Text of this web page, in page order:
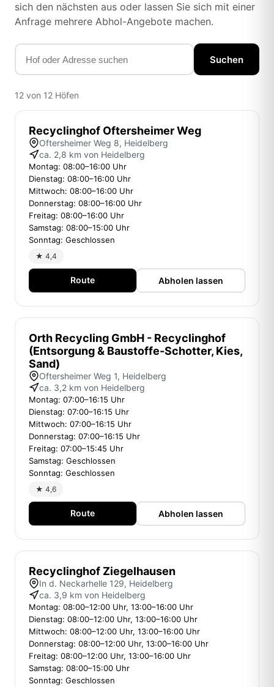
sich den nächsten aus oder lassen Sie sich mit einer
Anfrage mehrere Abhol-Angebote machen.
Suchen
12 von 12 Höfen
Recyclinghof Oftersheimer Weg
Oftersheimer Weg 8, Heidelberg
ca. 2,8 km von Heidelberg
Montag: 08:00–16:00 Uhr
Dienstag: 08:00–16:00 Uhr
Mittwoch: 08:00–16:00 Uhr
Donnerstag: 08:00–16:00 Uhr
Freitag: 08:00–16:00 Uhr
Samstag: 08:00–15:00 Uhr
Sonntag: Geschlossen
★ 4,4
Route Abholen lassen
Orth Recycling GmbH - Recyclinghof
(Entsorgung & Baustoffe-Schotter, Kies,
Sand)
Oftersheimer Weg 1, Heidelberg
ca. 3,2 km von Heidelberg
Montag: 07:00–16:15 Uhr
Dienstag: 07:00–16:15 Uhr
Mittwoch: 07:00–16:15 Uhr
Donnerstag: 07:00–16:15 Uhr
Freitag: 07:00–15:45 Uhr
Samstag: Geschlossen
Sonntag: Geschlossen
★ 4,6
Route Abholen lassen
Recyclinghof Ziegelhausen
In d. Neckarhelle 129, Heidelberg
ca. 3,9 km von Heidelberg
Montag: 08:00–12:00 Uhr, 13:00–16:00 Uhr
Dienstag: 08:00–12:00 Uhr, 13:00–16:00 Uhr
Mittwoch: 08:00–12:00 Uhr, 13:00–16:00 Uhr
Donnerstag: 08:00–12:00 Uhr, 13:00–16:00 Uhr
Freitag: 08:00–12:00 Uhr, 13:00–16:00 Uhr
Samstag: 08:00–15:00 Uhr
Sonntag: Geschlossen